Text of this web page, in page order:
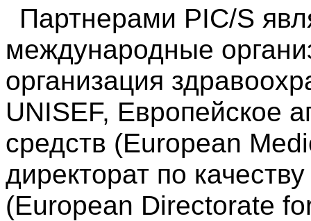
Партнерами PIC/S
международные
организация
UNISEF, Европейское
средств (European
директорат по
(European Directorate